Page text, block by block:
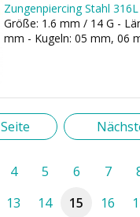
Zungenpiercing Stahl
Größe: 1.6 mm / 14 G -
mm - Kugeln: 05 mm, 06
4 5 6 7
13 14 15 16